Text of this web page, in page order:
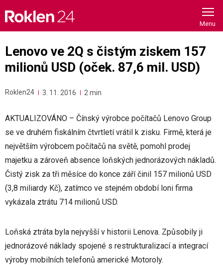
content
Lenovo ve 2Q s čistým ziskem 157
milionů USD (oček. 87,6 mil. USD)
Roklen24 3. 11. 2016 2 min
AKTUALIZOVÁNO – Čínský výrobce počítačů Lenovo Group
se ve druhém fiskálním čtvrtletí vrátil k zisku. Firmě, která je
největším výrobcem počítačů na světě, pomohl prodej
majetku a zároveň absence loňských jednorázových nákladů.
Čistý zisk za tři měsíce do konce září činil 157 milionů USD
(3,8 miliardy Kč), zatímco ve stejném období loni firma
vykázala ztrátu 714 milionů USD.
Loňská ztráta byla nejvyšší v historii Lenova. Způsobily ji
jednorázové náklady spojené s restrukturalizací a integrací
výroby mobilních telefonů americké Motoroly.